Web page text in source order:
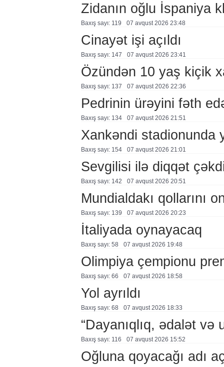
Zidanın oğlu İspaniya
Baxış sayı: 119 07 avqust 2026 23:48
Cinayət işi açıldı
Baxış sayı: 147 07 avqust 2026 23:41
Özündən 10 yaş kiçik
Baxış sayı: 137 07 avqust 2026 22:36
Pedrinin ürəyini fəth
Baxış sayı: 134 07 avqust 2026 21:51
Xankəndi stadionunda
Baxış sayı: 154 07 avqust 2026 21:01
Sevgilisi ilə diqqət
Baxış sayı: 142 07 avqust 2026 20:51
Mundialdakı qollarını
Baxış sayı: 139 07 avqust 2026 20:23
İtaliyada oynayacaq
Baxış sayı: 58 07 avqust 2026 19:48
Olimpiya çempionu
Baxış sayı: 66 07 avqust 2026 18:58
Yol ayrıldı
Baxış sayı: 68 07 avqust 2026 18:33
“Dayanıqlıq, ədalət
Baxış sayı: 116 07 avqust 2026 15:52
Oğluna qoyacağı adı